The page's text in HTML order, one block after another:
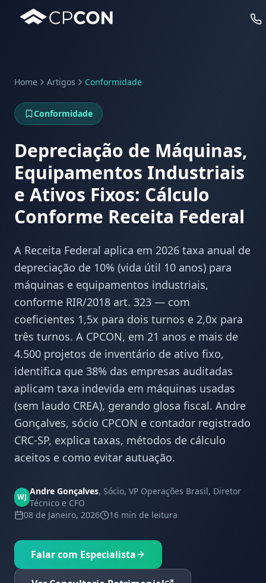
Serviços
Casos de Uso RFID
WhatsApp Fale Conosco
Home Artigos Conformidade
Conformidade
Depreciação de Máquinas,
Equipamentos Industriais
e Ativos Fixos: Cálculo
Conforme Receita Federal
A Receita Federal aplica em 2026 taxa anual de
depreciação de 10% (vida útil 10 anos) para
máquinas e equipamentos industriais,
conforme RIR/2018 art. 323 — com
coeficientes 1,5x para dois turnos e 2,0x para
três turnos. A CPCON, em 21 anos e mais de
4.500 projetos de inventário de ativo fixo,
identifica que 38% das empresas auditadas
aplicam taxa indevida em máquinas usadas
(sem laudo CREA), gerando glosa fiscal. Andre
Gonçalves, sócio CPCON e contador registrado
CRC-SP, explica taxas, métodos de cálculo
aceitos e como evitar autuação.
WJ
Andre Gonçalves, Sócio, VP Operações Brasil, Diretor
Técnico e CFO
08 de Janeiro, 2026
16 min de leitura
Falar com Especialista